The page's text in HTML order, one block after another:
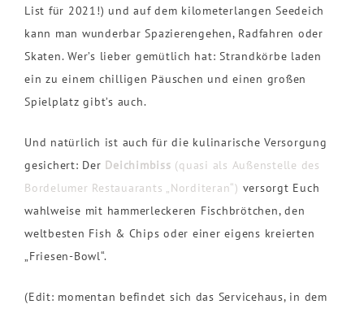
List für 2021!) und auf dem kilometerlangen Seedeich
kann man wunderbar Spazierengehen, Radfahren oder
Skaten. Wer’s lieber gemütlich hat: Strandkörbe laden
ein zu einem chilligen Päuschen und einen großen
Spielplatz gibt’s auch.
Und natürlich ist auch für die kulinarische Versorgung
gesichert: Der Deichimbiss (quasi als Außenstelle des
Bordelumer Restauarants „Norditeran“) versorgt Euch
wahlweise mit hammerleckeren Fischbrötchen, den
weltbesten Fish & Chips oder einer eigens kreierten
„Friesen-Bowl“.
(Edit: momentan befindet sich das Servicehaus, in dem